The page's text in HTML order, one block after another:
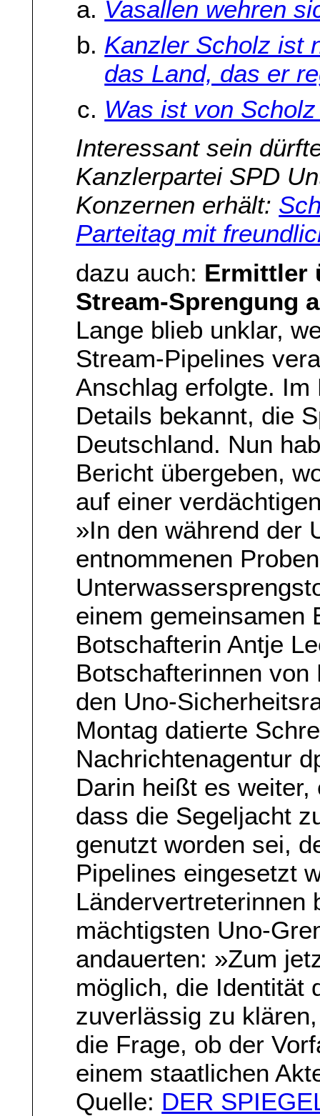
Vasallen wehren
Kanzler Scholz ist
das Land, das er
Was ist von
Interessant sein
Kanzlerpartei SPD
Konzernen erhält:
Parteitag mit
dazu auch: Ermittler
Stream-Sprengung
Lange blieb unklar,
Stream-Pipelines
Anschlag erfolgte.
Details bekannt, die
Deutschland. Nun
Bericht übergeben,
auf einer
»In den während der
entnommenen
einem gemeinsamen
Botschafterin Antje
Botschafterinnen
den Uno-
Montag datierte
Nachrichtenagentur
Darin heißt es
dass die Segeljacht
genutzt worden sei,
Pipelines eingesetzt
Ländervertreterinnen
mächtigsten Uno-
andauerten: »Zum
möglich, die Identität
zuverlässig zu
die Frage, ob der
einem staatlichen
Quelle: DER